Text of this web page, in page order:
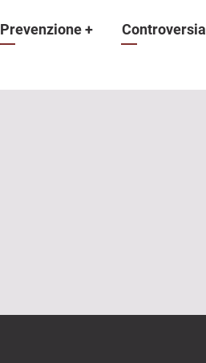
Prevenzione+ Controversia